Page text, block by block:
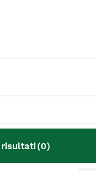
risultati(0)